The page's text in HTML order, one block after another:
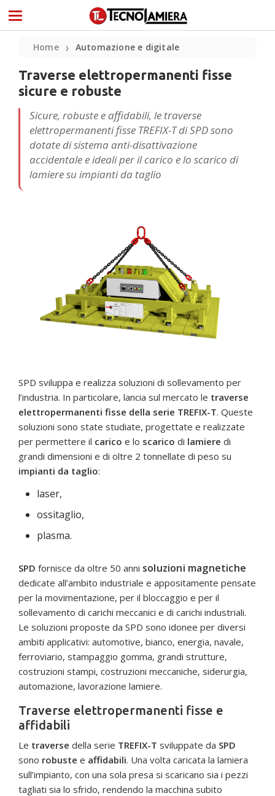
Home ❯ Automazione e digitale
Traverse elettropermanenti fisse
sicure e robuste
Sicure, robuste e affidabili, le traverse
elettropermanenti fisse TREFIX-T di SPD sono
dotate di sistema anti-disattivazione
accidentale e ideali per il carico e lo scarico di
lamiere su impianti da taglio
SPD sviluppa e realizza soluzioni di sollevamento per
l’industria. In particolare, lancia sul mercato le traverse
elettropermanenti fisse della serie TREFIX-T. Queste
soluzioni sono state studiate, progettate e realizzate
per permettere il carico e lo scarico di lamiere di
grandi dimensioni e di oltre 2 tonnellate di peso su
impianti da taglio:
laser,
ossitaglio,
plasma.
SPD fornisce da oltre 50 anni soluzioni magnetiche
dedicate all’ambito industriale e appositamente pensate
per la movimentazione, per il bloccaggio e per il
sollevamento di carichi meccanici e di carichi industriali.
Le soluzioni proposte da SPD sono idonee per diversi
ambiti applicativi: automotive, bianco, energia, navale,
ferroviario, stampaggio gomma, grandi strutture,
costruzioni stampi, costruzioni meccaniche, siderurgia,
automazione, lavorazione lamiere.
Traverse elettropermanenti fisse e
affidabili
Le traverse della serie TREFIX-T sviluppate da SPD
sono robuste e affidabili. Una volta caricata la lamiera
sull’impianto, con una sola presa si scaricano sia i pezzi
tagliati sia lo sfrido, rendendo la macchina subito